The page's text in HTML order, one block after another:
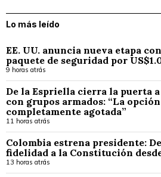
Lo más leído
EE. UU. anuncia nueva etapa
paquete de seguridad por
9 horas atrás
De la Espriella cierra la puerta
con grupos armados: “La
completamente agotada”
11 horas atrás
Colombia estrena presidente:
fidelidad a la Constitución
13 horas atrás